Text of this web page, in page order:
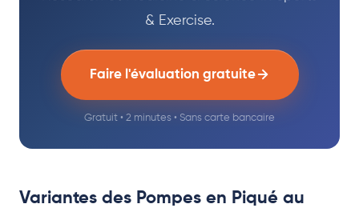
& Exercise.
Faire l'évaluation gratuite
Gratuit • 2 minutes • Sans carte bancaire
Variantes des Pompes en Piqué au